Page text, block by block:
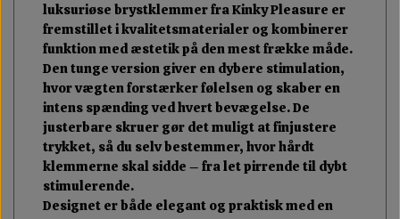
luksuriøse brystklemmer fra Kinky Pleasure er
fremstillet i kvalitetsmaterialer og kombinerer
funktion med æstetik på den mest frække måde.
Den tunge version giver en dybere stimulation,
hvor vægten forstærker følelsen og skaber en
intens spænding ved hvert bevægelse. De
justerbare skruer gør det muligt at finjustere
trykket, så du selv bestemmer, hvor hårdt
klemmerne skal sidde – fra let pirrende til dybt
stimulerende.
Designet er både elegant og praktisk med en